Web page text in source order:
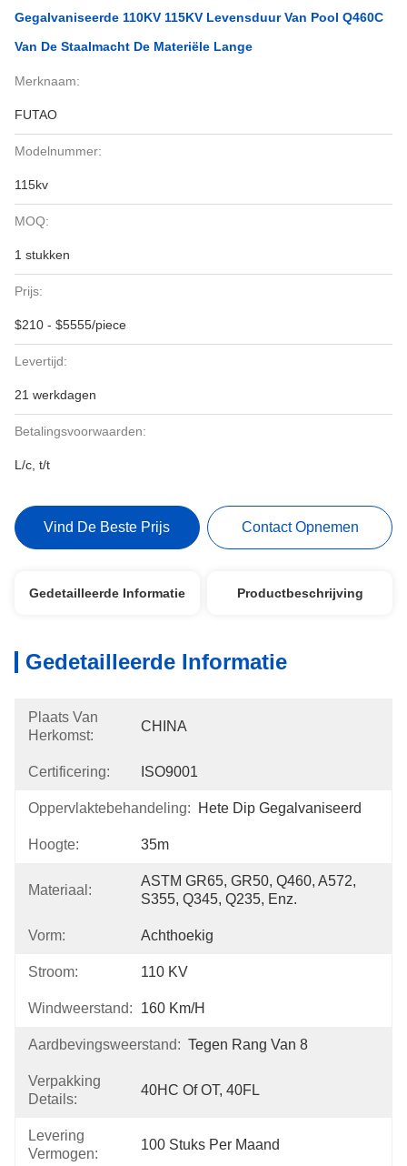
Gegalvaniseerde 110KV 115KV Levensduur Van Pool Q460C
Van De Staalmacht De Materiële Lange
Merknaam:
FUTAO
Modelnummer:
115kv
MOQ:
1 stukken
Prijs:
$210 - $5555/piece
Levertijd:
21 werkdagen
Betalingsvoorwaarden:
L/c, t/t
Vind De Beste Prijs Contact Opnemen
Gedetailleerde Informatie Productbeschrijving
Gedetailleerde Informatie
Plaats Van
Herkomst:
CHINA
Certificering: ISO9001
Oppervlaktebehandeling: Hete Dip Gegalvaniseerd
Hoogte: 35m
Materiaal:
ASTM GR65, GR50, Q460, A572,
S355, Q345, Q235, Enz.
Vorm: Achthoekig
Stroom: 110 KV
Windweerstand: 160 Km/h
Aardbevingsweerstand: Tegen Rang Van 8
Verpakking
Details:
40HC Of OT, 40FL
Levering
Vermogen:
100 Stuks Per Maand